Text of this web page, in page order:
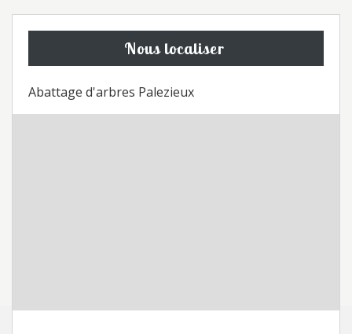
Nous localiser
Abattage d'arbres Palezieux